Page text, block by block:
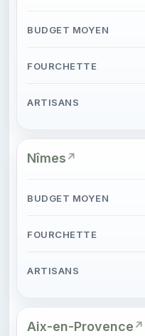
Nîmes
Aix-en-Provence